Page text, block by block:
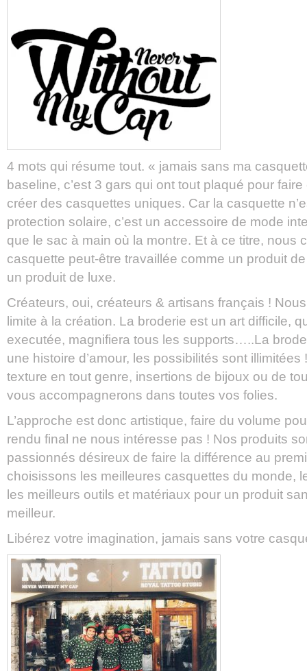
4 mots qui résume tout. « jamais sans ma
baseline, c’est 3 gars qui ont tout plaqué pour
créer des casquettes uniques. Car la casquette
protection solaire, c’est un accessoire de mode
que le sac à main où la montre. Et à ce titre, nous
casquette peut-être travaillée comme un produit
un produit de luxe.
Créateurs, oui, créateurs & artisans français !
limite à la création. La broderie est un art difficile,
executée, magnifiera tous les supports…..La
une histoire d’amour, les possibilités sont
texture en tout genre, insertions de bijoux ou de
vous accompagnerons dans toutes vos folies.
L’approche est donc artistique, faire du volume
rendu final ne nous intéresse pas ! Nos produits
passionnés désireux de faire la différence au
choisissons les meilleures casquettes du monde,
les meilleurs outils et matériaux pour un produit
meilleur.
Libérez votre imagination, jamais sans votre